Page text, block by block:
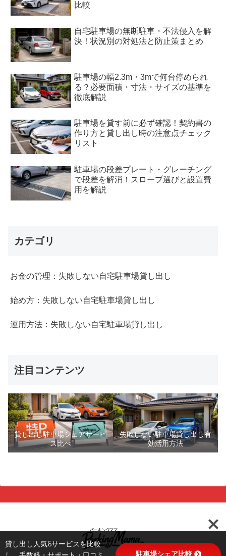
比較
自宅駐車場の無断駐車・不法侵入を解
決！状況別の対処法と防止策まとめ
駐車場の幅2.3m・3mで何台停められ
る？必要面積・寸法・サイズの基準を
徹底解説
駐車場を貸す前に必ず確認！契約書の
作り方と貸し出し時の注意点チェック
リスト
駐車場の段差プレート・グレーチング
で段差を解消！スロープ選びと設置費
用を解説
カテゴリ
お金の管理：失敗しない自宅駐車場貸し出し
始め方：失敗しない自宅駐車場貸し出し
運用方法：失敗しない自宅駐車場貸し出し
注目コンテンツ
貸し出し駐車場シェアサービ
ス比べ
失敗しない駐車場貸し出し有
効活用方法
貸し出し人気6サービスを比較
駐車場シェア比較